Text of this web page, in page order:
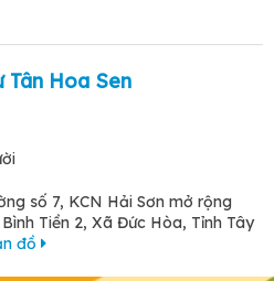
Hoa Sen
số 7, KCN Hải Sơn mở rộng
Tiền 2, Xã Đức Hòa, Tỉnh Tây
đồ